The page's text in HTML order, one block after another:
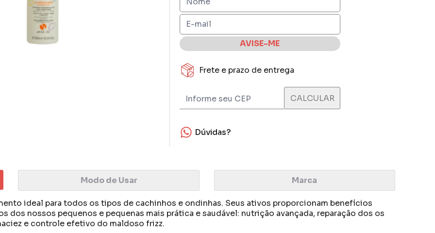
AVISE-ME
Frete e prazo de entrega
Dúvidas?
Modo de Usar Marca
ideal para todos os tipos de cachinhos e ondinhas. Seus ativos proporcionam benefícios
dos nossos pequenos e pequenas mais prática e saudável: nutrição avançada, reparação dos os
e controle efetivo do maldoso frizz.